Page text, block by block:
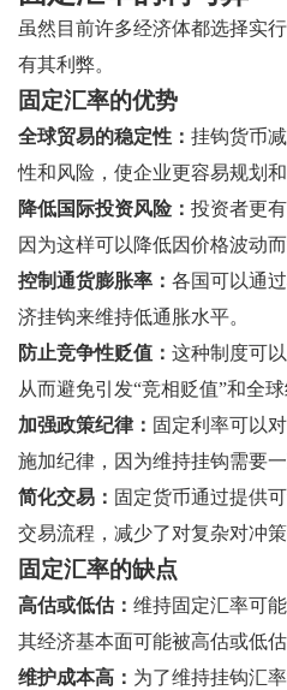
虽然目前许多经济体都选择实
有其利弊。
固定汇率的优势
全球贸易的稳定性： 挂钩货币
性和风险，使企业更容易规划和
降低国际投资风险： 投资者更
因为这样可以降低因价格波动而
控制通货膨胀率： 各国可以通
济挂钩来维持低通胀水平。
防止竞争性贬值： 这种制度可
从而避免引发“竞相贬值”和全球
加强政策纪律： 固定利率可以
施加纪律，因为维持挂钩需要
简化交易： 固定货币通过提供
交易流程，减少了对复杂对冲策
固定汇率的缺点
高估或低估： 维持固定汇率可
其经济基本面可能被高估或低估
维护成本高： 为了维持挂钩汇